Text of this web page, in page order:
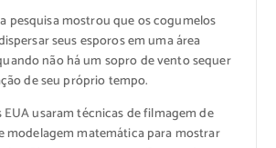
pesquisa mostrou que os cogumelos
seus esporos em uma área
não há um sopro de vento sequer
de seu próprio tempo.
EUA usaram técnicas de filmagem de
modelagem matemática para mostrar